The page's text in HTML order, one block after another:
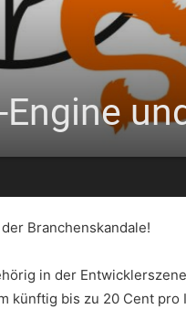
Engine
Branchenskandale!
in der
künftig bis zu 20 Cent